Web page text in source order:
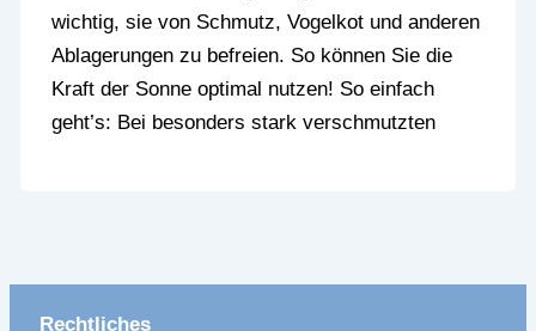
wichtig, sie von Schmutz, Vogelkot und anderen
Ablagerungen zu befreien. So können Sie die
Kraft der Sonne optimal nutzen! So einfach
geht’s: Bei besonders stark verschmutzten
Rechtliches